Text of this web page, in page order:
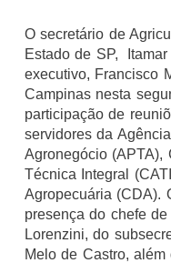
O secretário de
Estado de SP,
executivo, Francisco
Campinas nesta
participação de
servidores da
Agronegócio (APTA),
Técnica Integral
Agropecuária (CDA).
presença do chefe
Lorenzini, do
Melo de Castro,